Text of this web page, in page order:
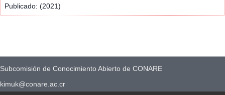
Publicado: (2021)
Subcomisión de Conocimiento Abierto de CONARE
kimuk@conare.ac.cr